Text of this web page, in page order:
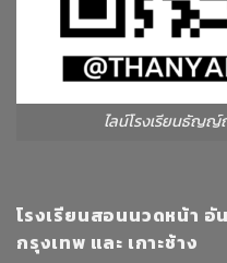
ไลน์โรงเรียนธัญ
โรงเรียนสอนนวดหน้า อั
กรุงเทพ และ เกาะช้าง